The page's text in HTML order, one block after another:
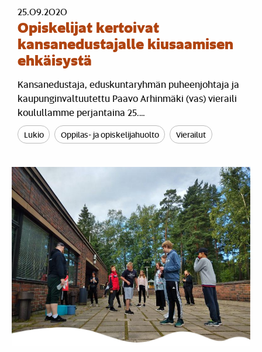
25.09.2020
Opiskelijat kertoivat
kansanedustajalle kiusaamisen
ehkäisystä
Kansanedustaja, eduskuntaryhmän puheenjohtaja ja
kaupunginvaltuutettu Paavo Arhinmäki (vas) vieraili
koulullamme perjantaina 25.…
Lukio Oppilas- ja opiskelijahuolto Vierailut